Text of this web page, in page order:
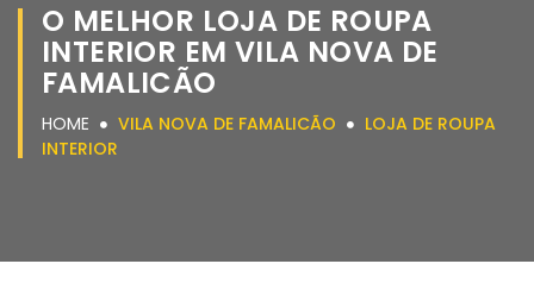
O MELHOR LOJA DE ROUPA
INTERIOR EM VILA NOVA DE
FAMALICÃO
HOME VILA NOVA DE FAMALICÃO
LOJA DE ROUPA
INTERIOR